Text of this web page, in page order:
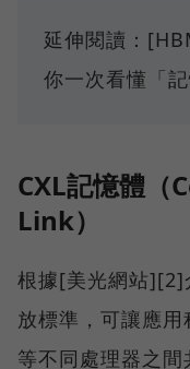
延伸閱讀：
你一次看懂「
CXL記憶體（
Link）
根據[美光網站][2]
放標準，可讓應
等不同處理器之